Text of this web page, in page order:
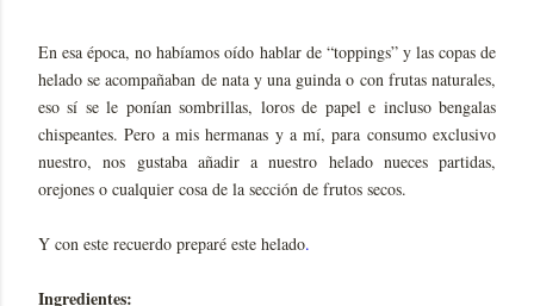
En esa época, no habíamos oído hablar de “toppings” y las copas de
helado se acompañaban de nata y una guinda o con frutas naturales,
eso sí se le ponían sombrillas, loros de papel e incluso bengalas
chispeantes. Pero a mis hermanas y a mí, para consumo exclusivo
nuestro, nos gustaba añadir a nuestro helado nueces partidas,
orejones o cualquier cosa de la sección de frutos secos.
Y con este recuerdo preparé este helado.
Ingredientes: